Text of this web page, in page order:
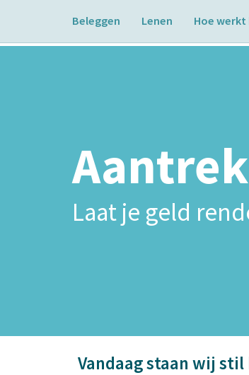
Beleggen Lenen Hoe werkt
Laat je geld
Vandaag staan wij